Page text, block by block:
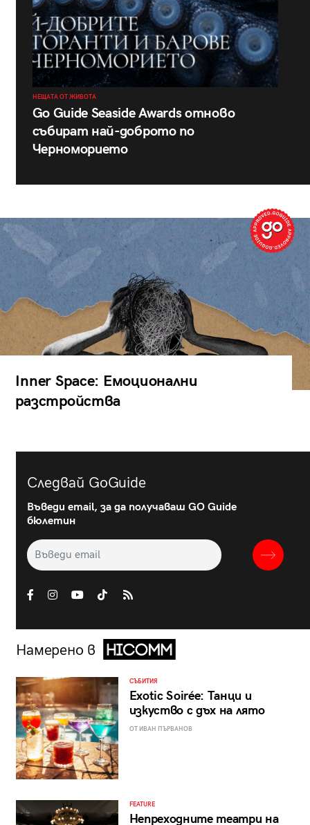
НЕЩАТА ОТ ЖИВОТА
Go Guide Seaside Awards отново
събират най-доброто по
Черноморието
Inner Space: Емоционални
разстройства
Следвай GoGuide
Въведи email, за да получаваш GO Guide
бюлетин
Намерено в
СЪБИТИЯ
Exotic Soirée: Танци и
изкуство с дъх на лято
ОТ ИВАН ПЪРВАНОВ
FEATURE
Непреходните театри на